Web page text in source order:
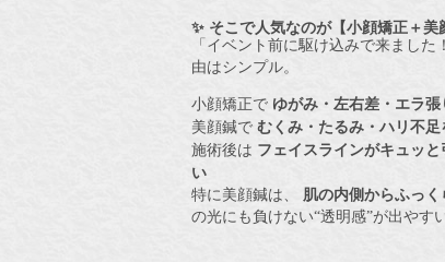
✨ そこで人気なのが【小顔矯正＋美
「イベント前に駆け込みで来まし
由はシンプル。
小顔矯正で ゆがみ・左右差・エラ張
美顔鍼で むくみ・たるみ・ハリ不
施術後は フェイスラインがキュッ
い
特に美顔鍼は、 肌の内側からふっ
の光にも負けない“透明感”が出やす